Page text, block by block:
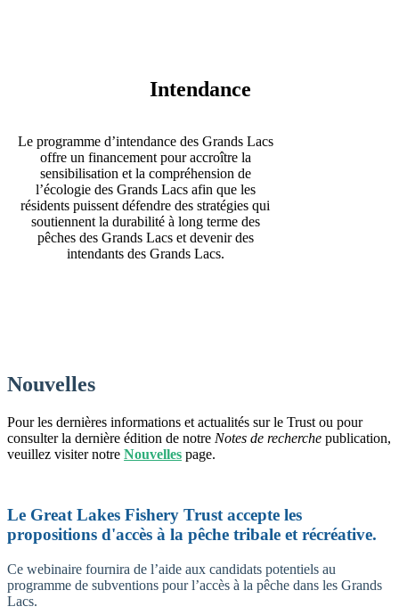
Intendance
Le programme d’intendance des Grands Lacs
offre un financement pour accroître la
sensibilisation et la compréhension de
l’écologie des Grands Lacs afin que les
résidents puissent défendre des stratégies qui
soutiennent la durabilité à long terme des
pêches des Grands Lacs et devenir des
intendants des Grands Lacs.
Nouvelles
Pour les dernières informations et actualités sur le Trust ou pour
consulter la dernière édition de notre Notes de recherche publication,
veuillez visiter notreNouvelles page.
Le Great Lakes Fishery Trust accepte les
propositions d'accès à la pêche tribale et récréative.
Ce webinaire fournira de l’aide aux candidats potentiels au
programme de subventions pour l’accès à la pêche dans les Grands
Lacs.